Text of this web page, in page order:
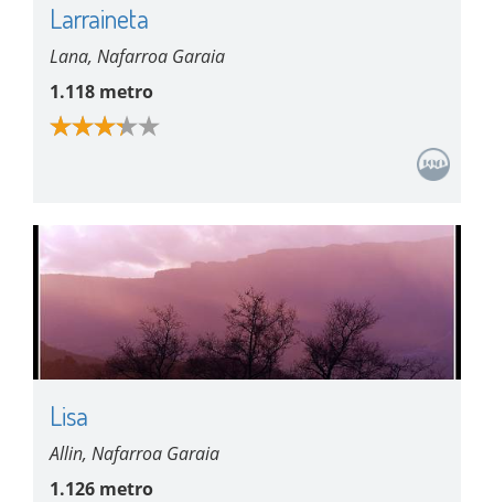
Larraineta
Lana, Nafarroa Garaia
1.118 metro
Lisa
Allin, Nafarroa Garaia
1.126 metro